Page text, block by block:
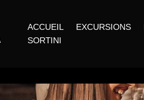
ACCUEIL EXCURSIONS
SORTINI